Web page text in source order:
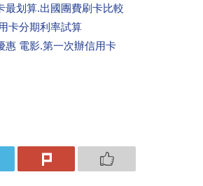
最划算.出國團費刷卡比較
卡分期利率試算
惠 電影.第一次辦信用卡